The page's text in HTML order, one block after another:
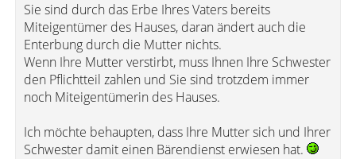
Sie sind durch das Erbe Ihres Vaters bereits
Miteigentümer des Hauses, daran ändert auch die
Enterbung durch die Mutter nichts.
Wenn Ihre Mutter verstirbt, muss Ihnen Ihre Schwester
den Pflichtteil zahlen und Sie sind trotzdem immer
noch Miteigentümerin des Hauses.
Ich möchte behaupten, dass Ihre Mutter sich und Ihrer
Schwester damit einen Bärendienst erwiesen hat.